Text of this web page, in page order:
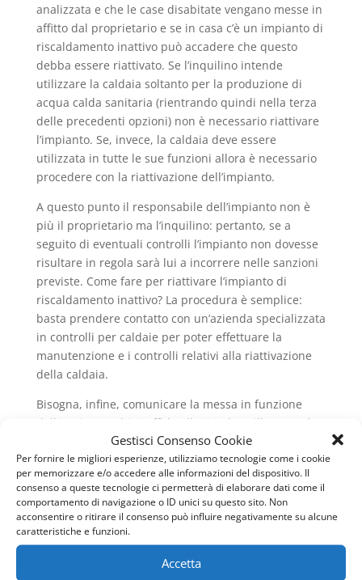
Gestisci Consenso Cookie
Per fornire le migliori esperienze, utilizziamo tecnologie come i cookie
per memorizzare e/o accedere alle informazioni del dispositivo. Il
consenso a queste tecnologie ci permetterà di elaborare dati come il
comportamento di navigazione o ID unici su questo sito. Non
acconsentire o ritirare il consenso può influire negativamente su alcune
caratteristiche e funzioni.
Accetta
analizzata e che le case disabitate vengano messe in
affitto dal proprietario e se in casa c’è un impianto di
riscaldamento inattivo può accadere che questo
debba essere riattivato. Se l’inquilino intende
utilizzare la caldaia soltanto per la produzione di
acqua calda sanitaria (rientrando quindi nella terza
delle precedenti opzioni) non è necessario riattivare
l’impianto. Se, invece, la caldaia deve essere
utilizzata in tutte le sue funzioni allora è necessario
procedere con la riattivazione dell’impianto.
A questo punto il responsabile dell’impianto non è
più il proprietario ma l’inquilino: pertanto, se a
seguito di eventuali controlli l’impianto non dovesse
risultare in regola sarà lui a incorrere nelle sanzioni
previste. Come fare per riattivare l’impianto di
riscaldamento inattivo? La procedura è semplice:
basta prendere contatto con un’azienda specializzata
in controlli per caldaie per poter effettuare la
manutenzione e i controlli relativi alla riattivazione
della caldaia.
Bisogna, infine, comunicare la messa in funzione
dell’impianto. Chi si affida all’azienda Vaillant verrà
supportato anche in questo tipo di situazioni
appunto perché l impegno quotidiano dei
professionisti che ci lavorano all’interno è continuo e
costante verso il cliente e le sue esigenze e gli
eventuali problemi.
Pronto Intervento Caldaie Vaillant Campo Marzioè
sempre disponibile per i suoi clienti!